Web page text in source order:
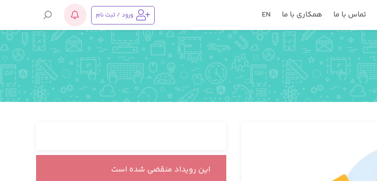
تماس با ما همکاری با ما EN ورود / ثبت نام
این رویداد منقضی شده است